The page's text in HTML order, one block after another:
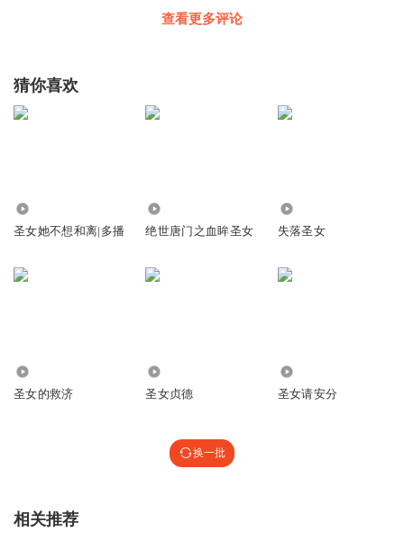
山芋烫手了才知道丢给徒弟，你死不死啊
旧人空空
别胶带了，我这有好几个，给你们
存了一个月才200集
回复 2025-03-15
回复 @睡前听书人hh 你去看看别的一个月90集在说话
想归想，但你做了吗？这些长老也是好说话，要是我一巴掌
拍死得了。
查看更多评论
猜你喜欢
圣女她不想和离|多播 绝世唐门之血眸圣女 失落圣女
圣女的救济 圣女贞德 圣女请安分
换一批
相关推荐